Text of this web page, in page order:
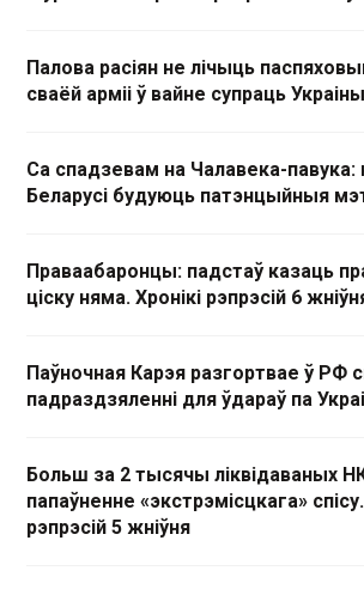
Палова расіян не лічыць
сваёй арміі ў вайне супраць Украіны
Са спадзевам на Чалавека-павука:
Беларусі будуюць патэнцыйныя
Праваабаронцы: падстаў казаць
ціску няма. Хронікі рэпрэсій 6
Паўночная Карэя разгортвае ў РФ
падраздзяленні для ўдараў па
Больш за 2 тысячы ліквідаваных
папаўненне «экстрэмісцкага» спісу.
рэпрэсій 5 жніўня